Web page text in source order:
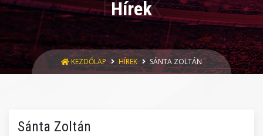
Hírek
KEZDŐLAP HÍREK SÁNTA ZOLTÁN
Sánta Zoltán